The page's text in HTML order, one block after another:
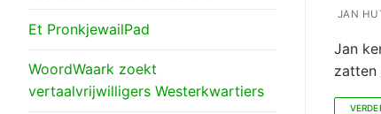
JAN
Jan
zatten
Et PronkjewailPad
WoordWaark zoekt
vertaalvrijwilligers Westerkwartiers